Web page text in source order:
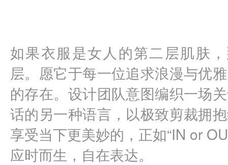
如果衣服是女人的第二层肌肤
层。愿它于每一位追求浪漫与优
的存在。设计团队意图编织一场
话的另一种语言，以极致剪裁拥
享受当下更美妙的，正如“IN or
应时而生，自在表达。